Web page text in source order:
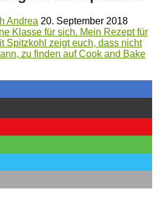
Andrea 20. September 2018